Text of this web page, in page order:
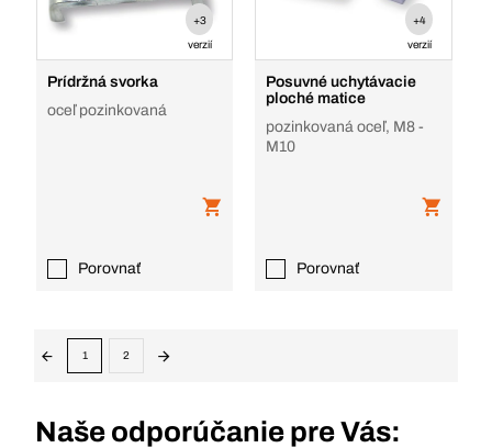
+3
verzií
Prídržná svorka
oceľ pozinkovaná
Porovnať
+4
verzií
Posuvné uchytávacie
ploché matice
pozinkovaná oceľ, M8 -
M10
Porovnať
1 2
Naše odporúčanie pre Vás: